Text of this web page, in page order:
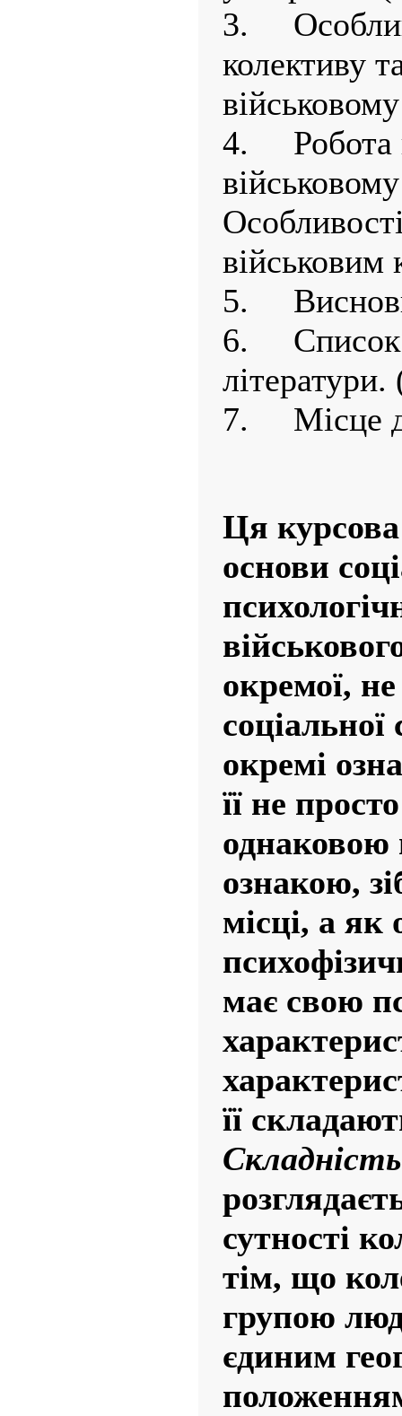
3.
колективу
4.
військовим
5.
6.
Список
літератури.
7.
Місце
Ця курсова
основи
окремої,
окремі
її не
однаковою
ознакою,
місці, а як
має свою
її
сутності
тім, що
групою
єдиним